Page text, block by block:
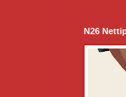
N26